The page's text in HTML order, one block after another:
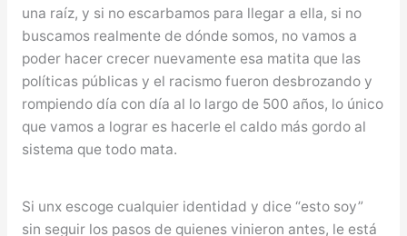
una raíz, y si no escarbamos para llegar a ella, si no
buscamos realmente de dónde somos, no vamos a
poder hacer crecer nuevamente esa matita que las
políticas públicas y el racismo fueron desbrozando y
rompiendo día con día al lo largo de 500 años, lo único
que vamos a lograr es hacerle el caldo más gordo al
sistema que todo mata.
Si unx escoge cualquier identidad y dice “esto soy”
sin seguir los pasos de quienes vinieron antes, le está